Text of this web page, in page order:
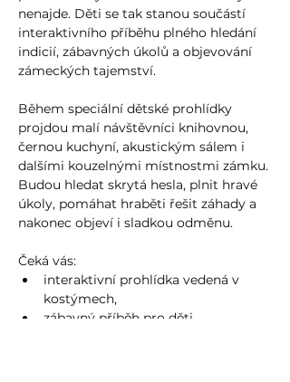
nenajde. Děti se tak stanou součástí
interaktivního příběhu plného hledání
indicií, zábavných úkolů a objevování
zámeckých tajemství.
Během speciální dětské prohlídky
projdou malí návštěvníci knihovnou,
černou kuchyní, akustickým sálem i
dalšími kouzelnými místnostmi zámku.
Budou hledat skrytá hesla, plnit hravé
úkoly, pomáhat hraběti řešit záhady a
nakonec objeví i sladkou odměnu.
Čeká vás:
interaktivní prohlídka vedená v
kostýmech,
zábavný příběh pro děti,